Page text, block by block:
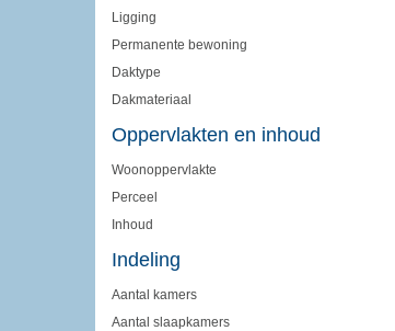
Ligging
Permanente bewoning
Daktype
Dakmateriaal
Oppervlakten en inhoud
Woonoppervlakte
Perceel
Inhoud
Indeling
Aantal kamers
Aantal slaapkamers